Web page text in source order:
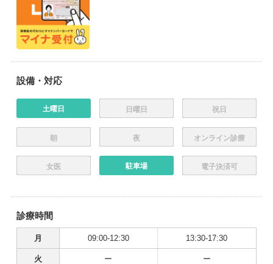
設備・対応
土曜日 日曜日 祝日
朝 夜 オンライン診療
女医 駐車場 電子決済可
診療時間
月 09:00-12:30 13:30-17:30
火 ー ー